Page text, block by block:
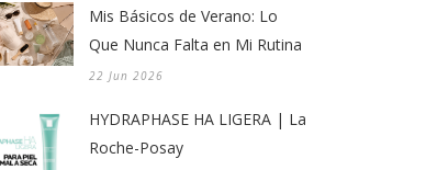
Mis Básicos de Verano: Lo
Que Nunca Falta en Mi Rutina
22 Jun 2026
HYDRAPHASE HA LIGERA | La
Roche-Posay